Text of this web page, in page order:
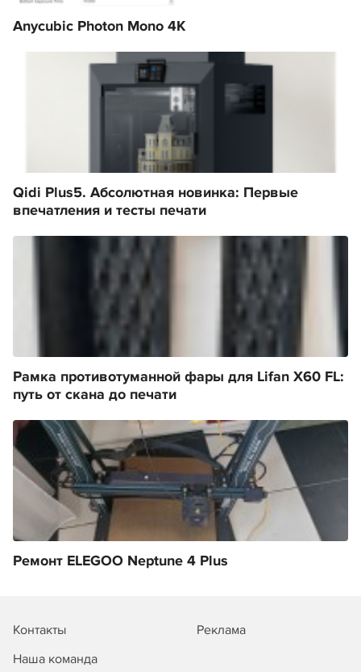
Anycubic Photon Mono 4K
Qidi Plus5. Абсолютная новинка: Первые
впечатления и тесты печати
Рамка противотуманной фары для Lifan X60 FL:
путь от скана до печати
Ремонт ELEGOO Neptune 4 Plus
Контакты
Реклама
Наша команда